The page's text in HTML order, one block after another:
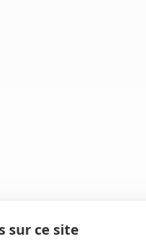
sur ce site